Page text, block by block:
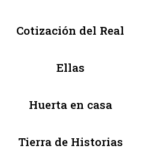
Cotización del Real
Ellas
Huerta en casa
Tierra de Historias